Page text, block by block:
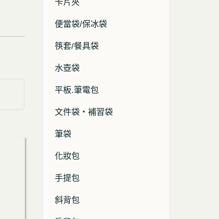
卡片夾
便當袋/保冰袋
筷套/餐具袋
水壺袋
平板.筆電包
文件袋・補習袋
筆袋
化妝包
手提包
斜背包